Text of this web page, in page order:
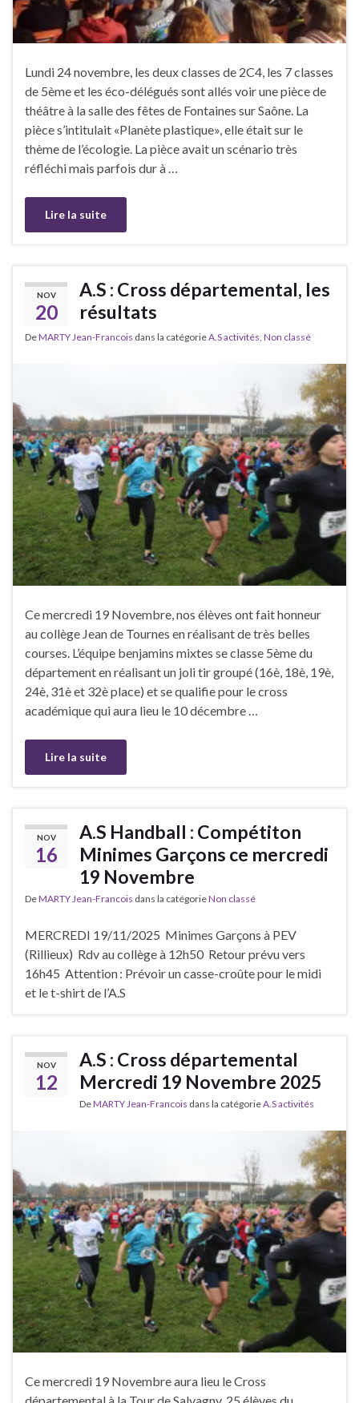
Lundi 24 novembre, les deux classes de 2C4, les 7 classes
de 5ème et les éco-délégués sont allés voir une pièce de
théâtre à la salle des fêtes de Fontaines sur Saône. La
pièce s’intitulait «Planète plastique», elle était sur le
thème de l’écologie. La pièce avait un scénario très
réfléchi mais parfois dur à …
Lire la suite
NOV
20
A.S : Cross départemental, les
résultats
DeMARTY Jean-Francois dans la catégorieA.S activités Non classé
Ce mercredi 19 Novembre, nos élèves ont fait honneur
au collège Jean de Tournes en réalisant de très belles
courses. L’équipe benjamins mixtes se classe 5ème du
département en réalisant un joli tir groupé (16è, 18è, 19è,
24è, 31è et 32è place) et se qualifie pour le cross
académique qui aura lieu le 10 décembre …
Lire la suite
NOV
16
A.S Handball : Compétiton
Minimes Garçons ce mercredi
19 Novembre
DeMARTY Jean-Francois dans la catégorieNon classé
MERCREDI 19/11/2025 Minimes Garçons à PEV
(Rillieux) Rdv au collège à 12h50 Retour prévu vers
16h45 Attention : Prévoir un casse-croûte pour le midi
et le t-shirt de l’A.S
NOV
12
A.S : Cross départemental
Mercredi 19 Novembre 2025
DeMARTY Jean-Francois dans la catégorieA.S activités
Ce mercredi 19 Novembre aura lieu le Cross